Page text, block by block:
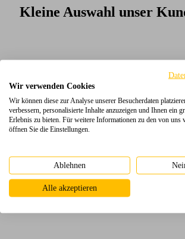
Kleine Auswahl unser
Wir verwenden Cookies
Wir können diese zur Analyse unserer Besucherdaten
verbessern, personalisierte Inhalte anzuzeigen und Ihnen ein
Erlebnis zu bieten. Für weitere Informationen zu den von uns
öffnen Sie die Einstellungen.
Ablehnen
Alle akzeptieren